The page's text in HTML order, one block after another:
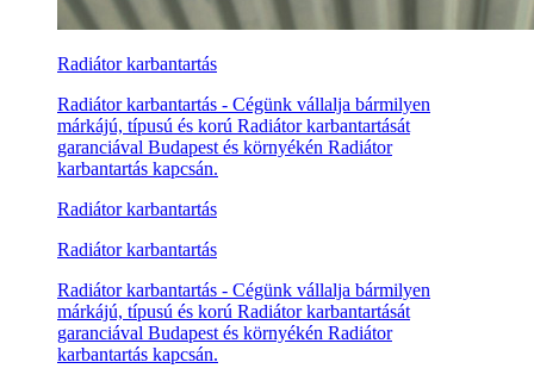
Radiátor karbantartás
Radiátor karbantartás - Cégünk vállalja bármilyen
márkájú, típusú és korú Radiátor karbantartását
garanciával Budapest és környékén Radiátor
karbantartás kapcsán.
Radiátor karbantartás
Radiátor karbantartás
Radiátor karbantartás - Cégünk vállalja bármilyen
márkájú, típusú és korú Radiátor karbantartását
garanciával Budapest és környékén Radiátor
karbantartás kapcsán.